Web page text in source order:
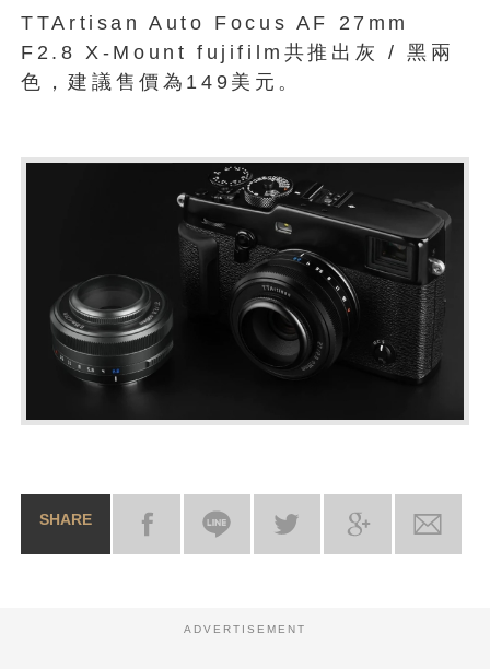
TTArtisan Auto Focus AF 27mm
F2.8 X-Mount fujifilm共推出灰 / 黑兩
色，建議售價為149美元。
SHARE
ADVERTISEMENT